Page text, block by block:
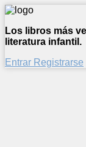
Los libros más
literatura infantil.
Entrar Registrarse